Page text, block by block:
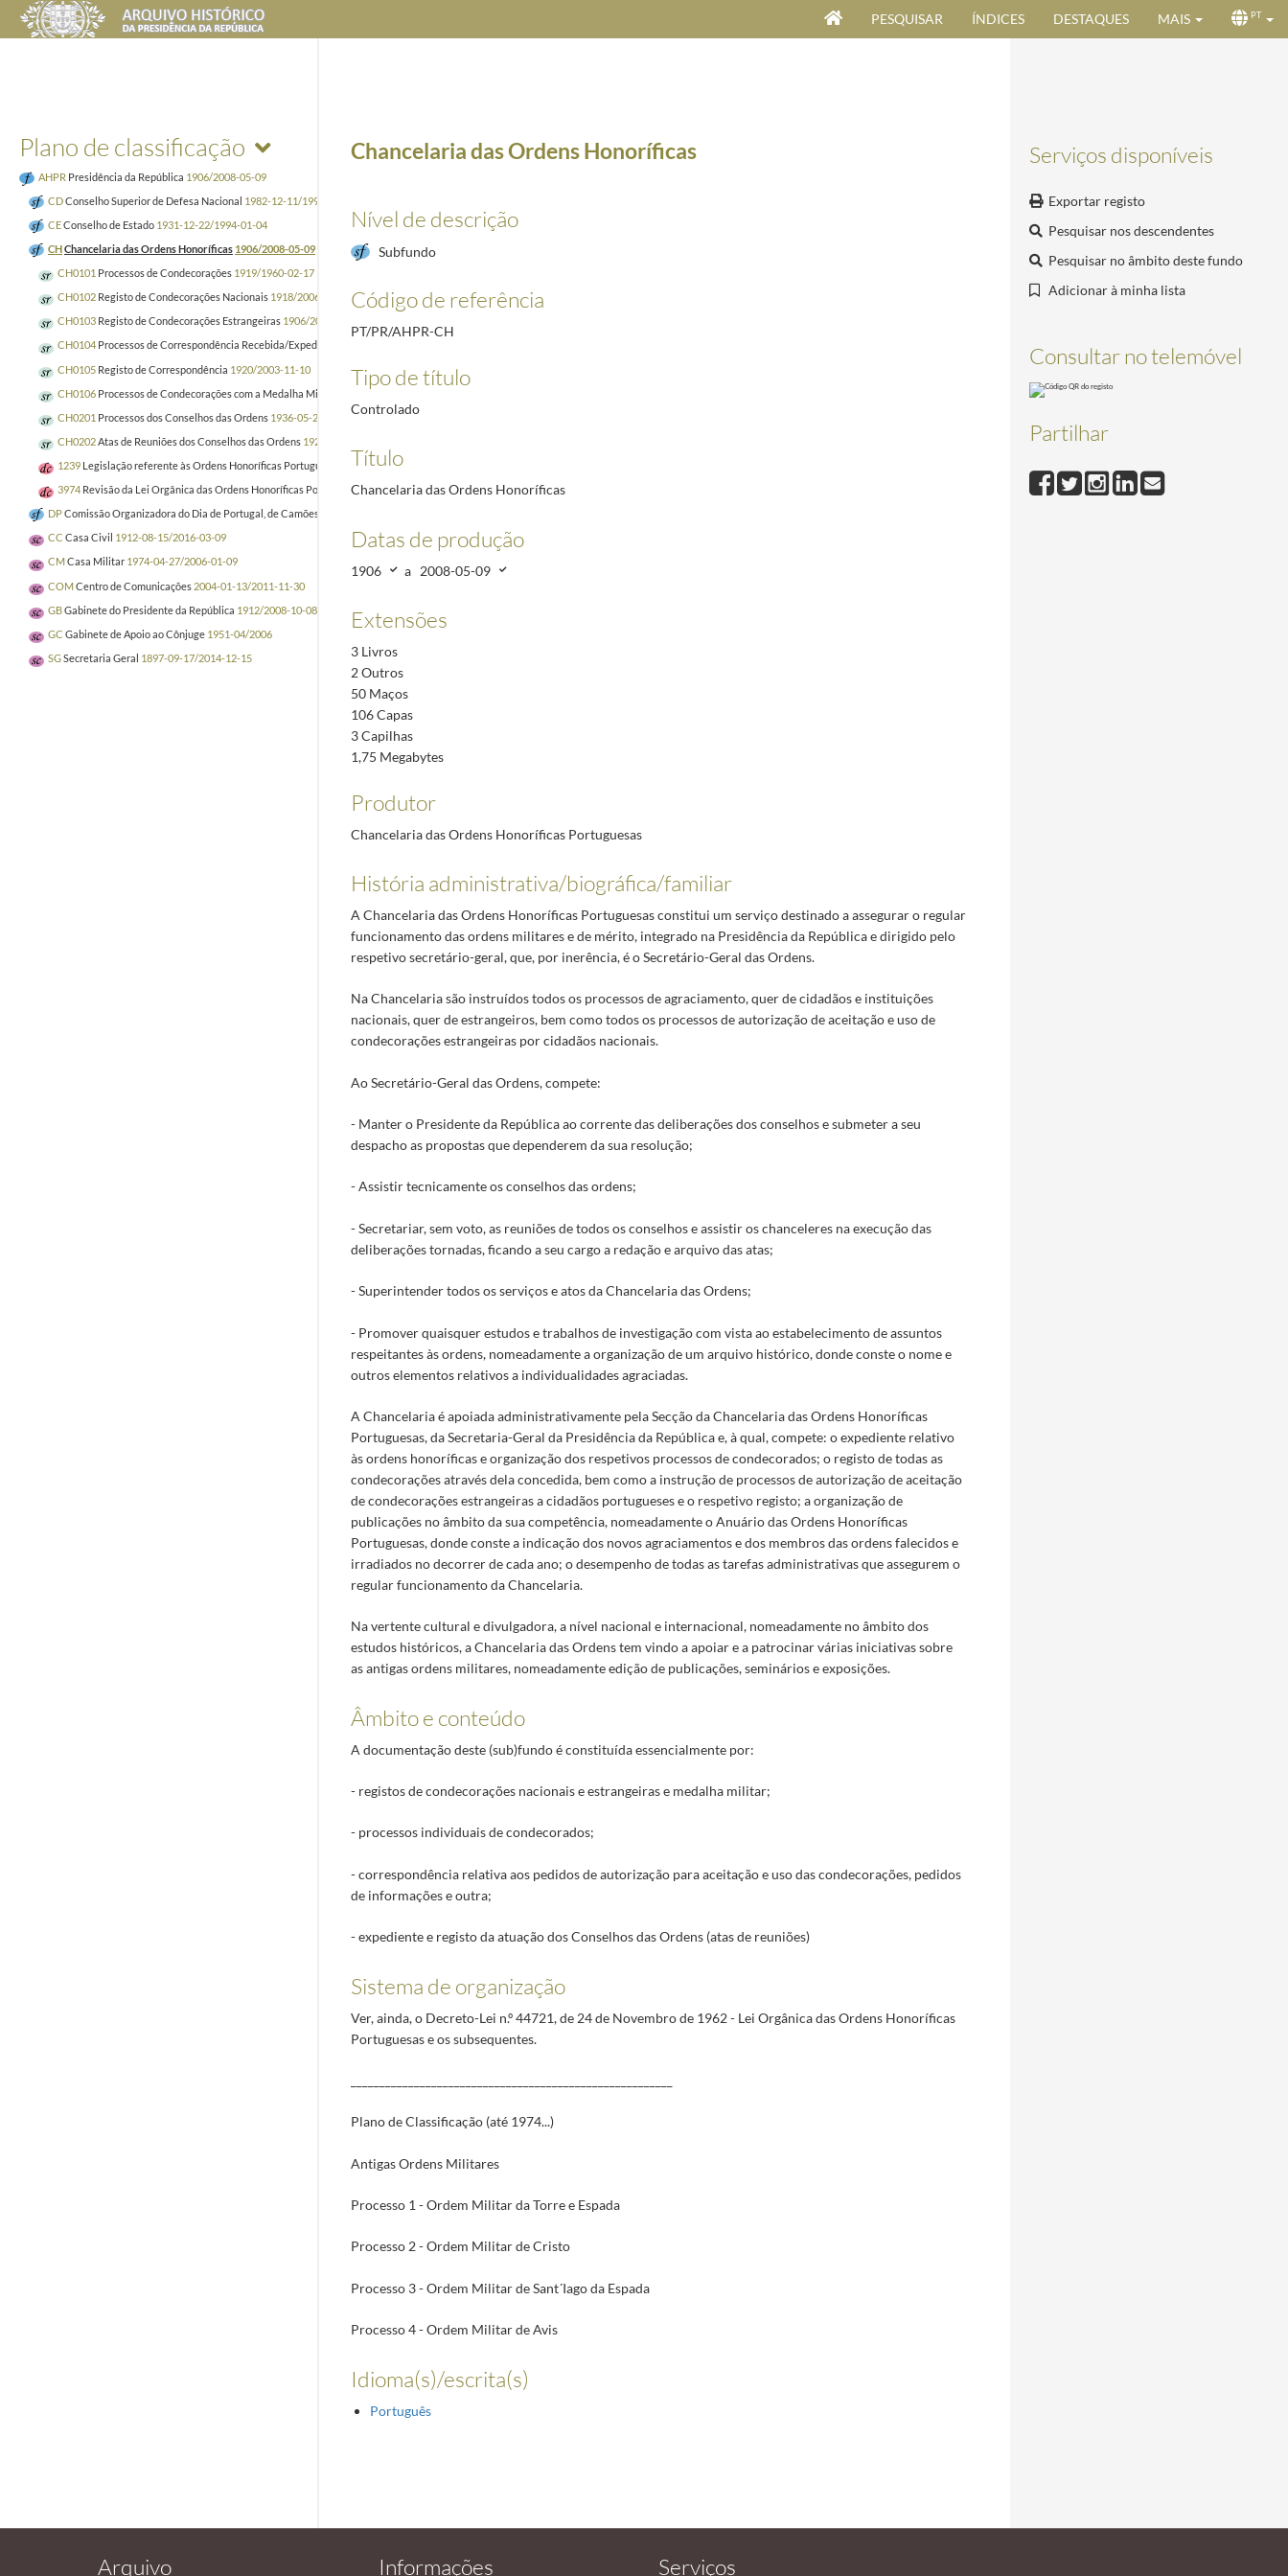
PESQUISAR ÍNDICES DESTAQUES MAIS PT
Plano de classificação
AHPR Presidência da República 1906/2008-05-09
CDConselho Superior de Defesa Nacional 1982-12-11/1999-12-14
CEConselho de Estado 1931-12-22/1994-01-04
CHChancelaria das Ordens Honoríficas 1906/2008-05-09
CH0101 Processos de Condecorações 1919/1960-02-17
CH0102 Registo de Condecorações Nacionais 1918/2006-10-13
CH0103 Registo de Condecorações Estrangeiras 1906/2008-05-09
CH0104 Processos de Correspondência Recebida/Expedida
CH0105 Registo de Correspondência 1920/2003-11-10
CH0106 Processos de Condecorações com a Medalha Militar
1946-06-25/2005-07-03
CH0201 Processos dos Conselhos das Ordens 1936-05-26/2004-04-12
CH0202Atas de Reuniões dos Conselhos das Ordens 1920-01-28/2005-04-21
1239 Legislação referente às Ordens Honoríficas Portuguesas
1962-11-24/1965-12-23
3974 Revisão da Lei Orgânica das Ordens Honoríficas Portuguesas e do respetivo Regulamento 1977-02-24/1983-08-03
DPComissão Organizadora do Dia de Portugal, de Camões e das Comunidades Portuguesas
CC Casa Civil 1912-08-15/2016-03-09
CMCasa Militar 1974-04-27/2006-01-09
COMCentro de Comunicações 2004-01-13/2011-11-30
GBGabinete do Presidente da República 1912/2008-10-08
GC Gabinete de Apoio ao Cônjuge 1951-04/2006
SGSecretaria Geral 1897-09-17/2014-12-15
Serviços disponíveis
Exportar registo
Pesquisar nos descendentes
Pesquisar no âmbito deste fundo
Adicionar à minha lista
Consultar no telemóvel
Partilhar
Chancelaria das Ordens Honoríficas
Nível de descrição
Subfundo
Código de referência
PT/PR/AHPR-CH
Tipo de título
Controlado
Título
Chancelaria das Ordens Honoríficas
Datas de produção
1906 a 2008-05-09
Extensões
3 Livros
2 Outros
50 Maços
106 Capas
3 Capilhas
1,75 Megabytes
Produtor
Chancelaria das Ordens Honoríficas Portuguesas
História administrativa/biográfica/familiar
A Chancelaria das Ordens Honoríficas Portuguesas constitui um serviço destinado a assegurar o regular
funcionamento das ordens militares e de mérito, integrado na Presidência da República e dirigido pelo
respetivo secretário-geral, que, por inerência, é o Secretário-Geral das Ordens.
Na Chancelaria são instruídos todos os processos de agraciamento, quer de cidadãos e instituições
nacionais, quer de estrangeiros, bem como todos os processos de autorização de aceitação e uso de
condecorações estrangeiras por cidadãos nacionais.
Ao Secretário-Geral das Ordens, compete:
- Manter o Presidente da República ao corrente das deliberações dos conselhos e submeter a seu
despacho as propostas que dependerem da sua resolução;
- Assistir tecnicamente os conselhos das ordens;
- Secretariar, sem voto, as reuniões de todos os conselhos e assistir os chanceleres na execução das
deliberações tornadas, ficando a seu cargo a redação e arquivo das atas;
- Superintender todos os serviços e atos da Chancelaria das Ordens;
- Promover quaisquer estudos e trabalhos de investigação com vista ao estabelecimento de assuntos
respeitantes às ordens, nomeadamente a organização de um arquivo histórico, donde conste o nome e
outros elementos relativos a individualidades agraciadas.
A Chancelaria é apoiada administrativamente pela Secção da Chancelaria das Ordens Honoríficas
Portuguesas, da Secretaria-Geral da Presidência da República e, à qual, compete: o expediente relativo
às ordens honoríficas e organização dos respetivos processos de condecorados; o registo de todas as
condecorações através dela concedida, bem como a instrução de processos de autorização de aceitação
de condecorações estrangeiras a cidadãos portugueses e o respetivo registo; a organização de
publicações no âmbito da sua competência, nomeadamente o Anuário das Ordens Honoríficas
Portuguesas, donde conste a indicação dos novos agraciamentos e dos membros das ordens falecidos e
irradiados no decorrer de cada ano; o desempenho de todas as tarefas administrativas que assegurem o
regular funcionamento da Chancelaria.
Na vertente cultural e divulgadora, a nível nacional e internacional, nomeadamente no âmbito dos
estudos históricos, a Chancelaria das Ordens tem vindo a apoiar e a patrocinar várias iniciativas sobre
as antigas ordens militares, nomeadamente edição de publicações, seminários e exposições.
Âmbito e conteúdo
A documentação deste (sub)fundo é constituída essencialmente por:
- registos de condecorações nacionais e estrangeiras e medalha militar;
- processos individuais de condecorados;
- correspondência relativa aos pedidos de autorização para aceitação e uso das condecorações, pedidos
de informações e outra;
- expediente e registo da atuação dos Conselhos das Ordens (atas de reuniões)
Sistema de organização
Ver, ainda, o Decreto-Lei n.º 44721, de 24 de Novembro de 1962 - Lei Orgânica das Ordens Honoríficas
Portuguesas e os subsequentes.
Plano de Classificação (até 1974...)
Antigas Ordens Militares
Processo 1 - Ordem Militar da Torre e Espada
Processo 2 - Ordem Militar de Cristo
Processo 3 - Ordem Militar de Sant´Iago da Espada
Processo 4 - Ordem Militar de Avis
Idioma(s)/escrita(s)
Português
Arquivo Informações Serviços